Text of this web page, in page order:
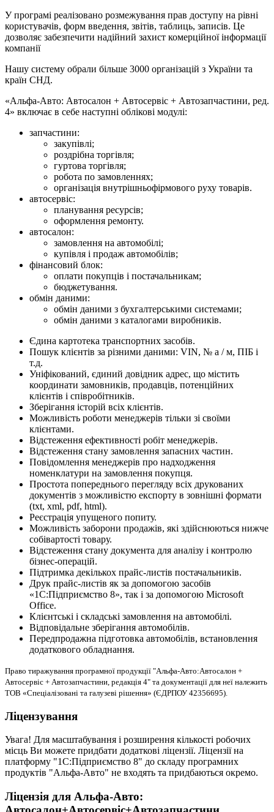
У програмі реалізовано розмежування прав доступу на рівні
користувачів, форм введення, звітів, таблиць, записів. Це
дозволяє забезпечити надійний захист комерційної інформації
компанії
Нашу систему обрали більше 3000 організацій з України та
країн СНД.
«Альфа-Авто: Автосалон + Автосервіс + Автозапчастини, ред.
4» включає в себе наступні облікові модулі:
запчастини:
закупівлі;
роздрібна торгівля;
гуртова торгівля;
робота по замовленнях;
організація внутрішньофірмового руху товарів.
автосервіс:
планування ресурсів;
оформлення ремонту.
автосалон:
замовлення на автомобілі;
купівля і продаж автомобілів;
фінансовий блок:
оплати покупців і постачальникам;
бюджетування.
обмін даними:
обмін даними з бухгалтерськими системами;
обмін даними з каталогами виробників.
Єдина картотека транспортних засобів.
Пошук клієнтів за різними даними: VIN, № а / м, ПІБ і
т.д.
Уніфікований, єдиний довідник адрес, що містить
координати замовників, продавців, потенційних
клієнтів і співробітників.
Зберігання історій всіх клієнтів.
Можливість роботи менеджерів тільки зі своїми
клієнтами.
Відстеження ефективності робіт менеджерів.
Відстеження стану замовлення запасних частин.
Повідомлення менеджерів про надходження
номенклатури на замовлення покупця.
Простота попереднього перегляду всіх друкованих
документів з можливістю експорту в зовнішні формати
(txt, xml, pdf, html).
Реєстрація упущеного попиту.
Можливість заборони продажів, які здійснюються нижче
собівартості товару.
Відстеження стану документа для аналізу і контролю
бізнес-операцій.
Підтримка декількох прайс-листів постачальників.
Друк прайс-листів як за допомогою засобів
«1С:Підприємство 8», так і за допомогою Microsoft
Office.
Клієнтські і складські замовлення на автомобілі.
Відповідальне зберігання автомобілів.
Передпродажна підготовка автомобілів, встановлення
додаткового обладнання.
Право тиражування програмної продукції "Альфа-Авто:Автосалон +
Автосервіс + Автозапчастини, редакція 4" та документації для неї належить
ТОВ «Спеціалізовані та галузеві рішення» (ЄДРПОУ 42356695).
Ліцензування
Увага! Для масштабування і розширення кількості робочих
місць Ви можете придбати додаткові ліцензії. Ліцензії на
платформу "1С:Підприємство 8" до складу програмних
продуктів "Альфа-Авто" не входять та придбаються окремо.
Ліцензія для Альфа-Авто: